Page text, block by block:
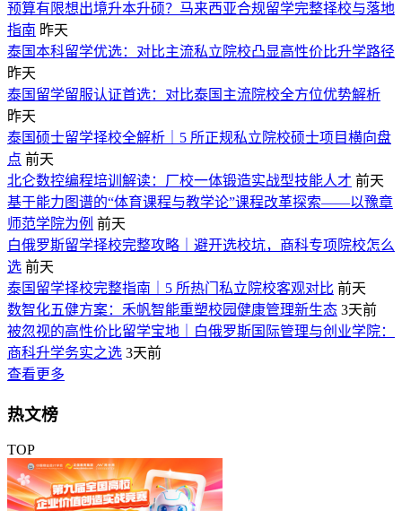
预算有限想出境升本升硕？马来西亚合规留学完整择校与落地
指南 昨天
泰国本科留学优选：对比主流私立院校凸显高性价比升学路径
昨天
泰国留学留服认证首选：对比泰国主流院校全方位优势解析
昨天
泰国硕士留学择校全解析｜5 所正规私立院校硕士项目横向盘
点 前天
北仑数控编程培训解读：厂校一体锻造实战型技能人才 前天
基于能力图谱的“体育课程与教学论”课程改革探索——以豫章
师范学院为例 前天
白俄罗斯留学择校完整攻略｜避开选校坑，商科专项院校怎么
选 前天
泰国留学择校完整指南｜5 所热门私立院校客观对比 前天
数智化五健方案：禾帆智能重塑校园健康管理新生态 3天前
被忽视的高性价比留学宝地｜白俄罗斯国际管理与创业学院：
商科升学务实之选 3天前
查看更多
热文榜
TOP